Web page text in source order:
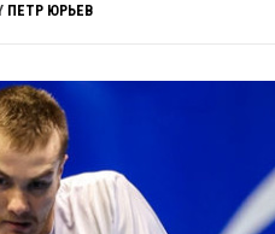
ПЕТР ЮРЬЕВ